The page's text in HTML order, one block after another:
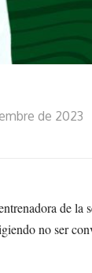
de 2023
de la
no ser